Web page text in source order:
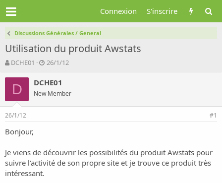
Connexion S'inscrire
Discussions Générales / General
Utilisation du produit Awstats
A
t
r
d
l
d
i
s
c
DCHE01
D
t
d
e
t
26/1/12
D DCHE01
New Member
26/1/12 #1
Bonjour,
Je viens de découvrir les possibilités du produit Awstats pour
suivre l'activité de son propre site et je trouve ce produit très
intéressant.